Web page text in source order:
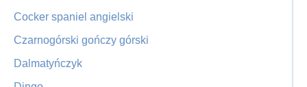
Cocker spaniel angielski
Czarnogórski gończy górski
Dalmatyńczyk